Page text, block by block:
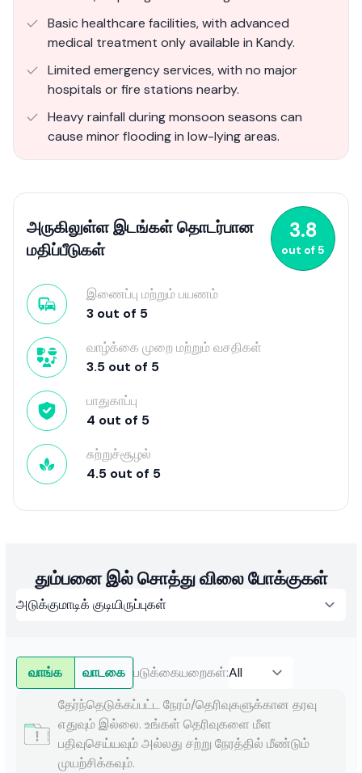
Basic healthcare facilities, with advanced
medical treatment only available in Kandy.
Limited emergency services, with no major
hospitals or fire stations nearby.
Heavy rainfall during monsoon seasons can
cause minor flooding in low-lying areas.
அருகிலுள்ள இடங்கள் தொடர்பான
மதிப்பீடுகள்
3.8
out of5
இணைப்பு மற்றும் பயணம்
3 out of 5
வாழ்க்கை முறை மற்றும் வசதிகள்
3.5 out of 5
பாதுகாப்பு
4 out of 5
சுற்றுச்சூழல்
4.5 out of 5
தும்பனை இல் சொத்து விலை போக்குகள்
வாங்க வாடகை படுக்கையறைகள்:
தேர்ந்தெடுக்கப்பட்ட நேரம்/தெரிவுகளுக்கான தரவு
எதுவும் இல்லை. உங்கள் தெரிவுகளை மீள
பதிவுசெய்யவும் அல்லது சற்று நேரத்தில் மீண்டும்
முயற்சிக்கவும்.